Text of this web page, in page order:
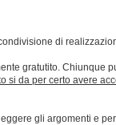
di
gratutito. Chiunque
si da per certo avere
gli argomenti e